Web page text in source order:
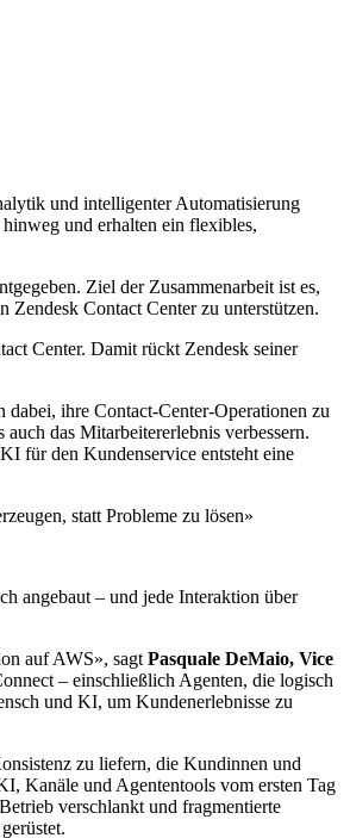
und intelligenter Automatisierung
und erhalten ein flexibles,
Ziel der Zusammenarbeit ist es,
Zendesk Contact Center zu unterstützen.
Center. Damit rückt Zendesk seiner
dabei, ihre Contact-Center-Operationen zu
das Mitarbeitererlebnis verbessern.
KI für den Kundenservice entsteht eine
statt Probleme zu lösen»
angebaut – und jede Interaktion über
auf AWS», sagt Pasquale DeMaio, Vice
– einschließlich Agenten, die logisch
und KI, um Kundenerlebnisse zu
zu liefern, die Kundinnen und
Kanäle und Agententools vom ersten Tag
verschlankt und fragmentierte